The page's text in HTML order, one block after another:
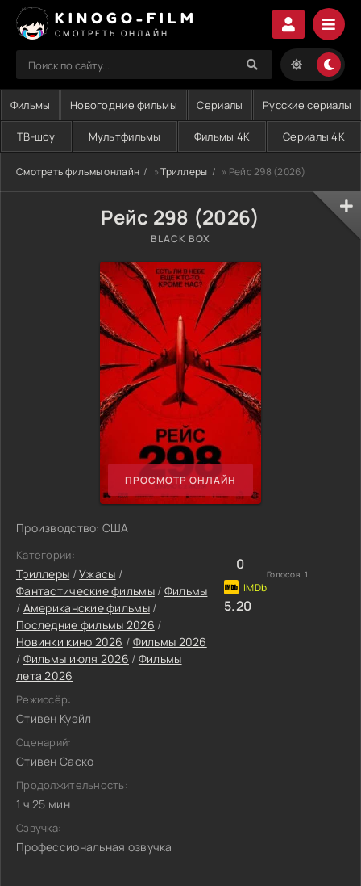
KINOGO-FILM
СМОТРЕТЬ ОНЛАЙН
Фильмы Новогодние фильмы Сериалы Русские сериалы
ТВ-шоу Мультфильмы Фильмы 4K Сериалы 4K
Смотреть фильмы онлайн »Триллеры » Рейс 298 (2026)
Рейс 298 (2026)
BLACK BOX
ПРОСМОТР ОНЛАЙН
Производство: США
Категории:
Триллеры /Ужасы /
Фантастические фильмы/ Фильмы
/ Американские фильмы/
Последние фильмы 2026 /
Новинки кино 2026 / Фильмы 2026
/ Фильмы июля 2026 / Фильмы
лета 2026
Режиссёр:
Стивен Куэйл
Сценарий:
Стивен Саско
Продолжительность:
1 ч 25 мин
Озвучка:
Профессиональная озвучка
0
Голосов: 1
5.20